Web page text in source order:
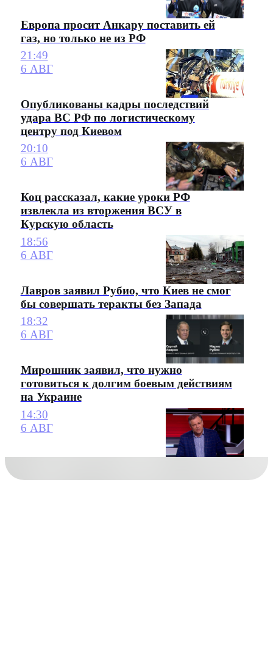
Европа просит Анкару поставить ей
газ, но только не из РФ
21:49
6 АВГ
Опубликованы кадры последствий
удара ВС РФ по логистическому
центру под Киевом
20:10
6 АВГ
Коц рассказал, какие уроки РФ
извлекла из вторжения ВСУ в
Курскую область
18:56
6 АВГ
Лавров заявил Рубио, что Киев не смог
бы совершать теракты без Запада
18:32
6 АВГ
Мирошник заявил, что нужно
готовиться к долгим боевым действиям
на Украине
14:30
6 АВГ